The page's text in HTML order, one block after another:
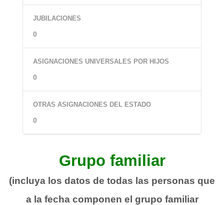
JUBILACIONES
ASIGNACIONES UNIVERSALES POR HIJOS
OTRAS ASIGNACIONES DEL ESTADO
Grupo familiar
(incluya los datos de todas las personas que
a la fecha componen el grupo familiar